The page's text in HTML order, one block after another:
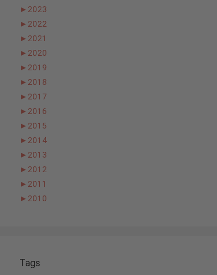
► 2023
► 2022
► 2021
► 2020
► 2019
► 2018
► 2017
► 2016
► 2015
► 2014
► 2013
► 2012
► 2011
► 2010
Tags